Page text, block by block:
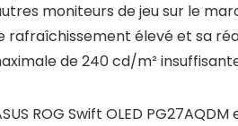
moniteurs de jeu sur le
rafraîchissement élevé et sa
de 240 cd/m²
ROG Swift OLED